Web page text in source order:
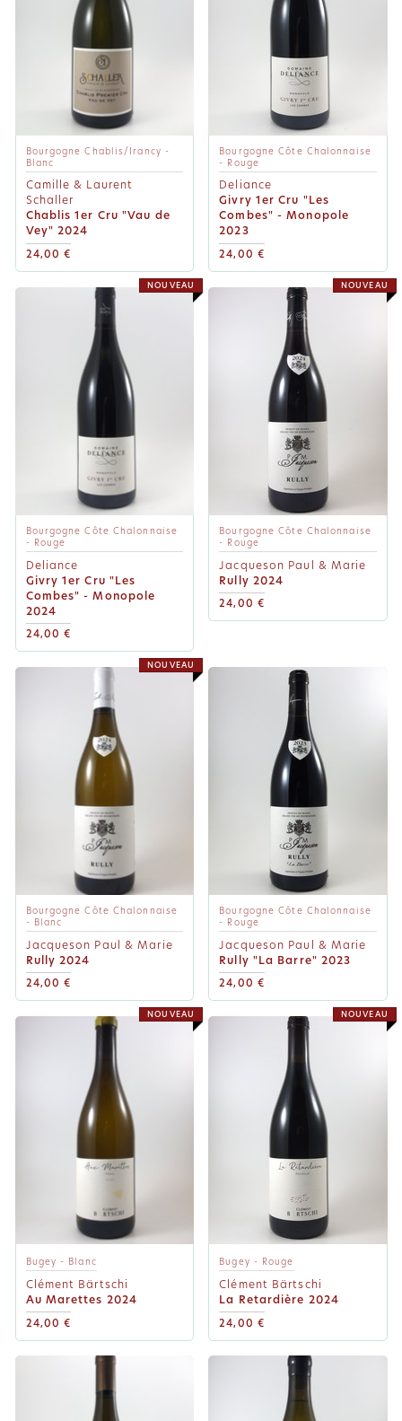
Bourgogne Chablis/Irancy -
Blanc
Camille & Laurent
Schaller
Chablis 1er Cru "Vau de
Vey" 2024
24,00 €
Bourgogne Côte Chalonnaise
- Rouge
Deliance
Givry 1er Cru "Les
Combes" - Monopole
2023
24,00 €
Bourgogne Côte Chalonnaise
- Rouge
Deliance
Givry 1er Cru "Les
Combes" - Monopole
2024
24,00 €
NOUVEAU
Bourgogne Côte Chalonnaise
- Rouge
Jacqueson Paul & Marie
Rully 2024
24,00 €
NOUVEAU
Bourgogne Côte Chalonnaise
- Blanc
Jacqueson Paul & Marie
Rully 2024
24,00 €
NOUVEAU
Bourgogne Côte Chalonnaise
- Rouge
Jacqueson Paul & Marie
Rully "La Barre" 2023
24,00 €
Bugey - Blanc
Clément Bärtschi
Au Marettes 2024
24,00 €
NOUVEAU
Bugey - Rouge
Clément Bärtschi
La Retardière 2024
24,00 €
NOUVEAU